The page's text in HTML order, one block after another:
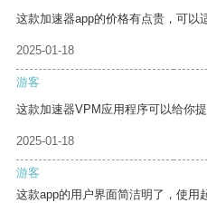
这款加速器app的价格有点贵，可以
2025-01-18
游客
这款加速器VPM应用程序可以给你
2025-01-18
游客
这款app的用户界面简洁明了，使用